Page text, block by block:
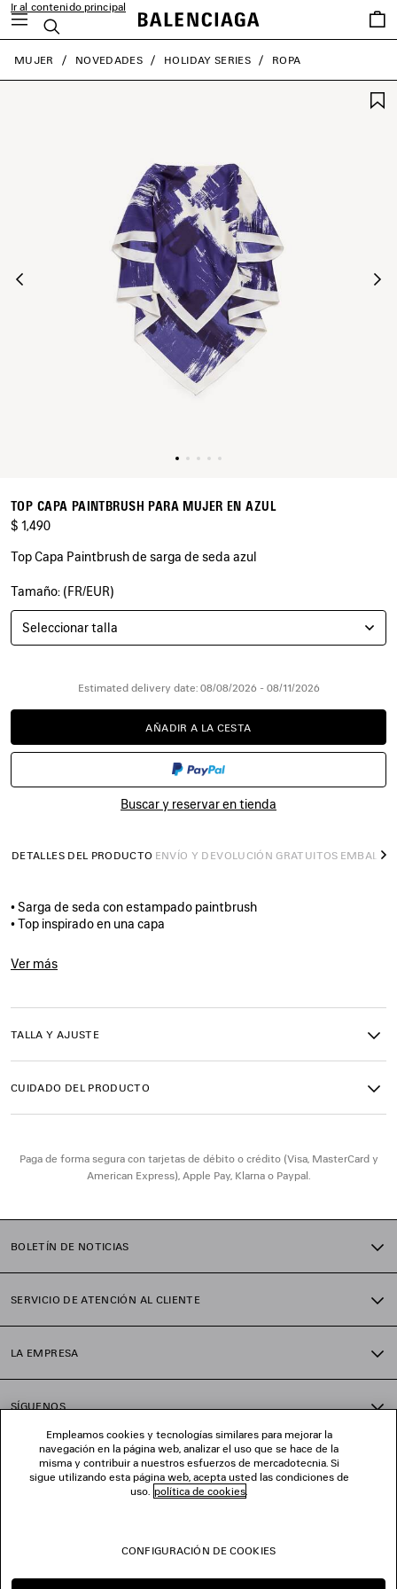
Ir al contenido principal
Buscar
close the banner
MUJER NOVEDADES HOLIDAY SERIES ROPA
TOP CAPA PAINTBRUSH PARA MUJER EN AZUL
$ 1,490
Top Capa Paintbrush de sarga de seda azul
COLORES
AZUL
Tamaño: (FR/EUR)
Seleccionar talla
Estimated delivery date: 08/08/2026 - 08/11/2026
AÑADIR
A
CESTA
AÑADIR A LA CESTA
POR
FAVOR,
UNA
TALLA
Buscar y reservar en tienda
DETALLES DEL PRODUCTO ENVÍO Y DEVOLUCIÓN GRATUITOS
• Sarga de seda con estampado paintbrush
• Top inspirado en una capa
• Manga corta
• Dobladillo puntiagudo
• Logotipo Balenciaga estampado en la parte inferior
Ver más
TALLA Y AJUSTE
CUIDADO DEL PRODUCTO
Paga de forma segura con tarjetas de débito o crédito (Visa, MasterCard y
American Express), Apple Pay, Klarna o Paypal.
BOLETÍN DE NOTICIAS
SERVICIO DE ATENCIÓN AL CLIENTE
LA EMPRESA
SÍGUENOS
TIENDAS
© 2026 Balenciaga
Empleamos cookies y tecnologías similares para mejorar la
navegación en la página web, analizar el uso que se hace de la
misma y contribuir a nuestros esfuerzos de mercadotecnia. Si
sigue utilizando esta página web, acepta usted las condiciones de
uso. política de cookies.
CONFIGURACIÓN DE COOKIES